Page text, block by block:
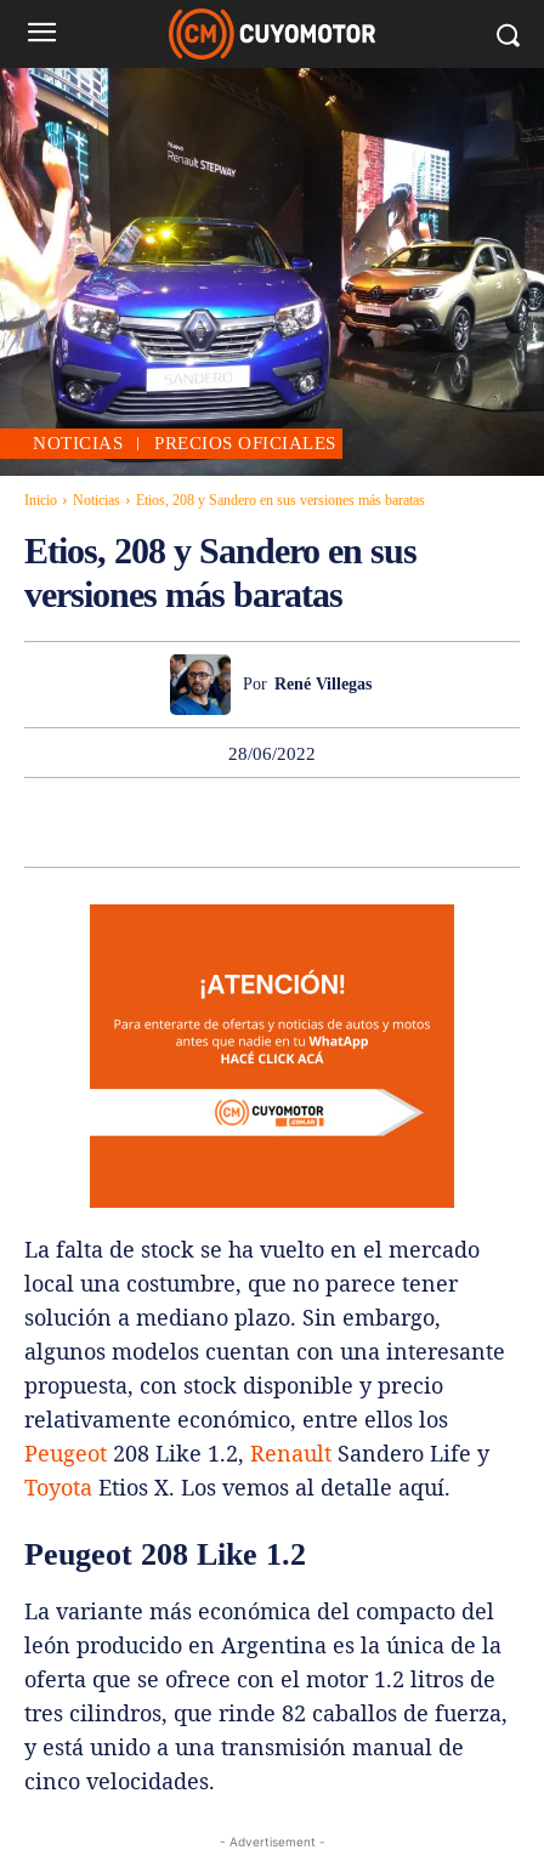
NOTICIAS PRECIOS OFICIALES
Inicio Noticias Etios, 208 y Sandero en sus versiones más baratas
Etios, 208 y Sandero en sus
versiones más baratas
Por René Villegas
28/06/2022
La falta de stock se ha vuelto en el mercado
local una costumbre, que no parece tener
solución a mediano plazo. Sin embargo,
algunos modelos cuentan con una interesante
propuesta, con stock disponible y precio
relativamente económico, entre ellos los
Peugeot 208 Like 1.2, Renault Sandero Life y
Toyota Etios X. Los vemos al detalle aquí.
Peugeot 208 Like 1.2
La variante más económica del compacto del
león producido en Argentina es la única de la
oferta que se ofrece con el motor 1.2 litros de
tres cilindros, que rinde 82 caballos de fuerza,
y está unido a una transmisión manual de
cinco velocidades.
- Advertisement -